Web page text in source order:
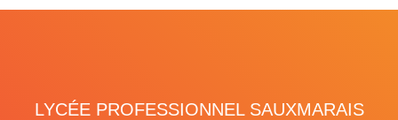
LYCÉE PROFESSIONNEL SAUXMARAIS